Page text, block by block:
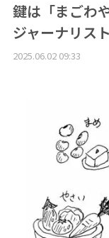
おすすめコンテン
出版物
鍵は「まごわ
ジャーナリス
2025.06.02 09:33